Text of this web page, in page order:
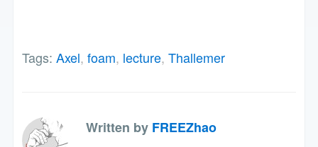
Tags:Axel, foam, lecture, Thallemer
Written by FREEZhao